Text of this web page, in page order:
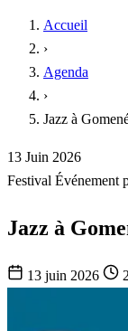
Accueil
›
Agenda
›
Jazz à
13 Juin 2026
Festival Événement
Jazz à
13 juin 2026